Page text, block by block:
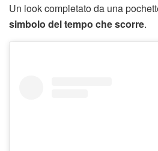
Un look completato da una
simbolo del tempo che scorre.